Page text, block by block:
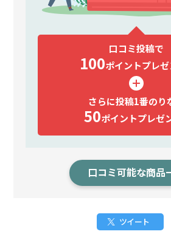
口コミ投稿で
100ポイントプレ
さらに投稿1番のり
50ポイントプレゼ
口コミ可能な商品
ツイート